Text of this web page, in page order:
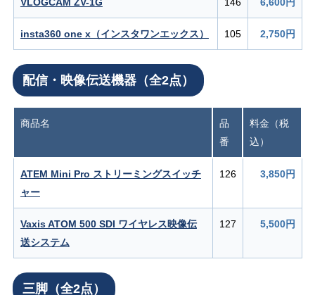
insta360 one x（インスタワンエックス） 105 2,750円
配信・映像伝送機器（全2点）
商品名
品
番
料金（税
込）
ATEM Mini Pro ストリーミングスイッチ
ャー
126 3,850円
Vaxis ATOM 500 SDI ワイヤレス映像伝
送システム
127 5,500円
三脚（全2点）